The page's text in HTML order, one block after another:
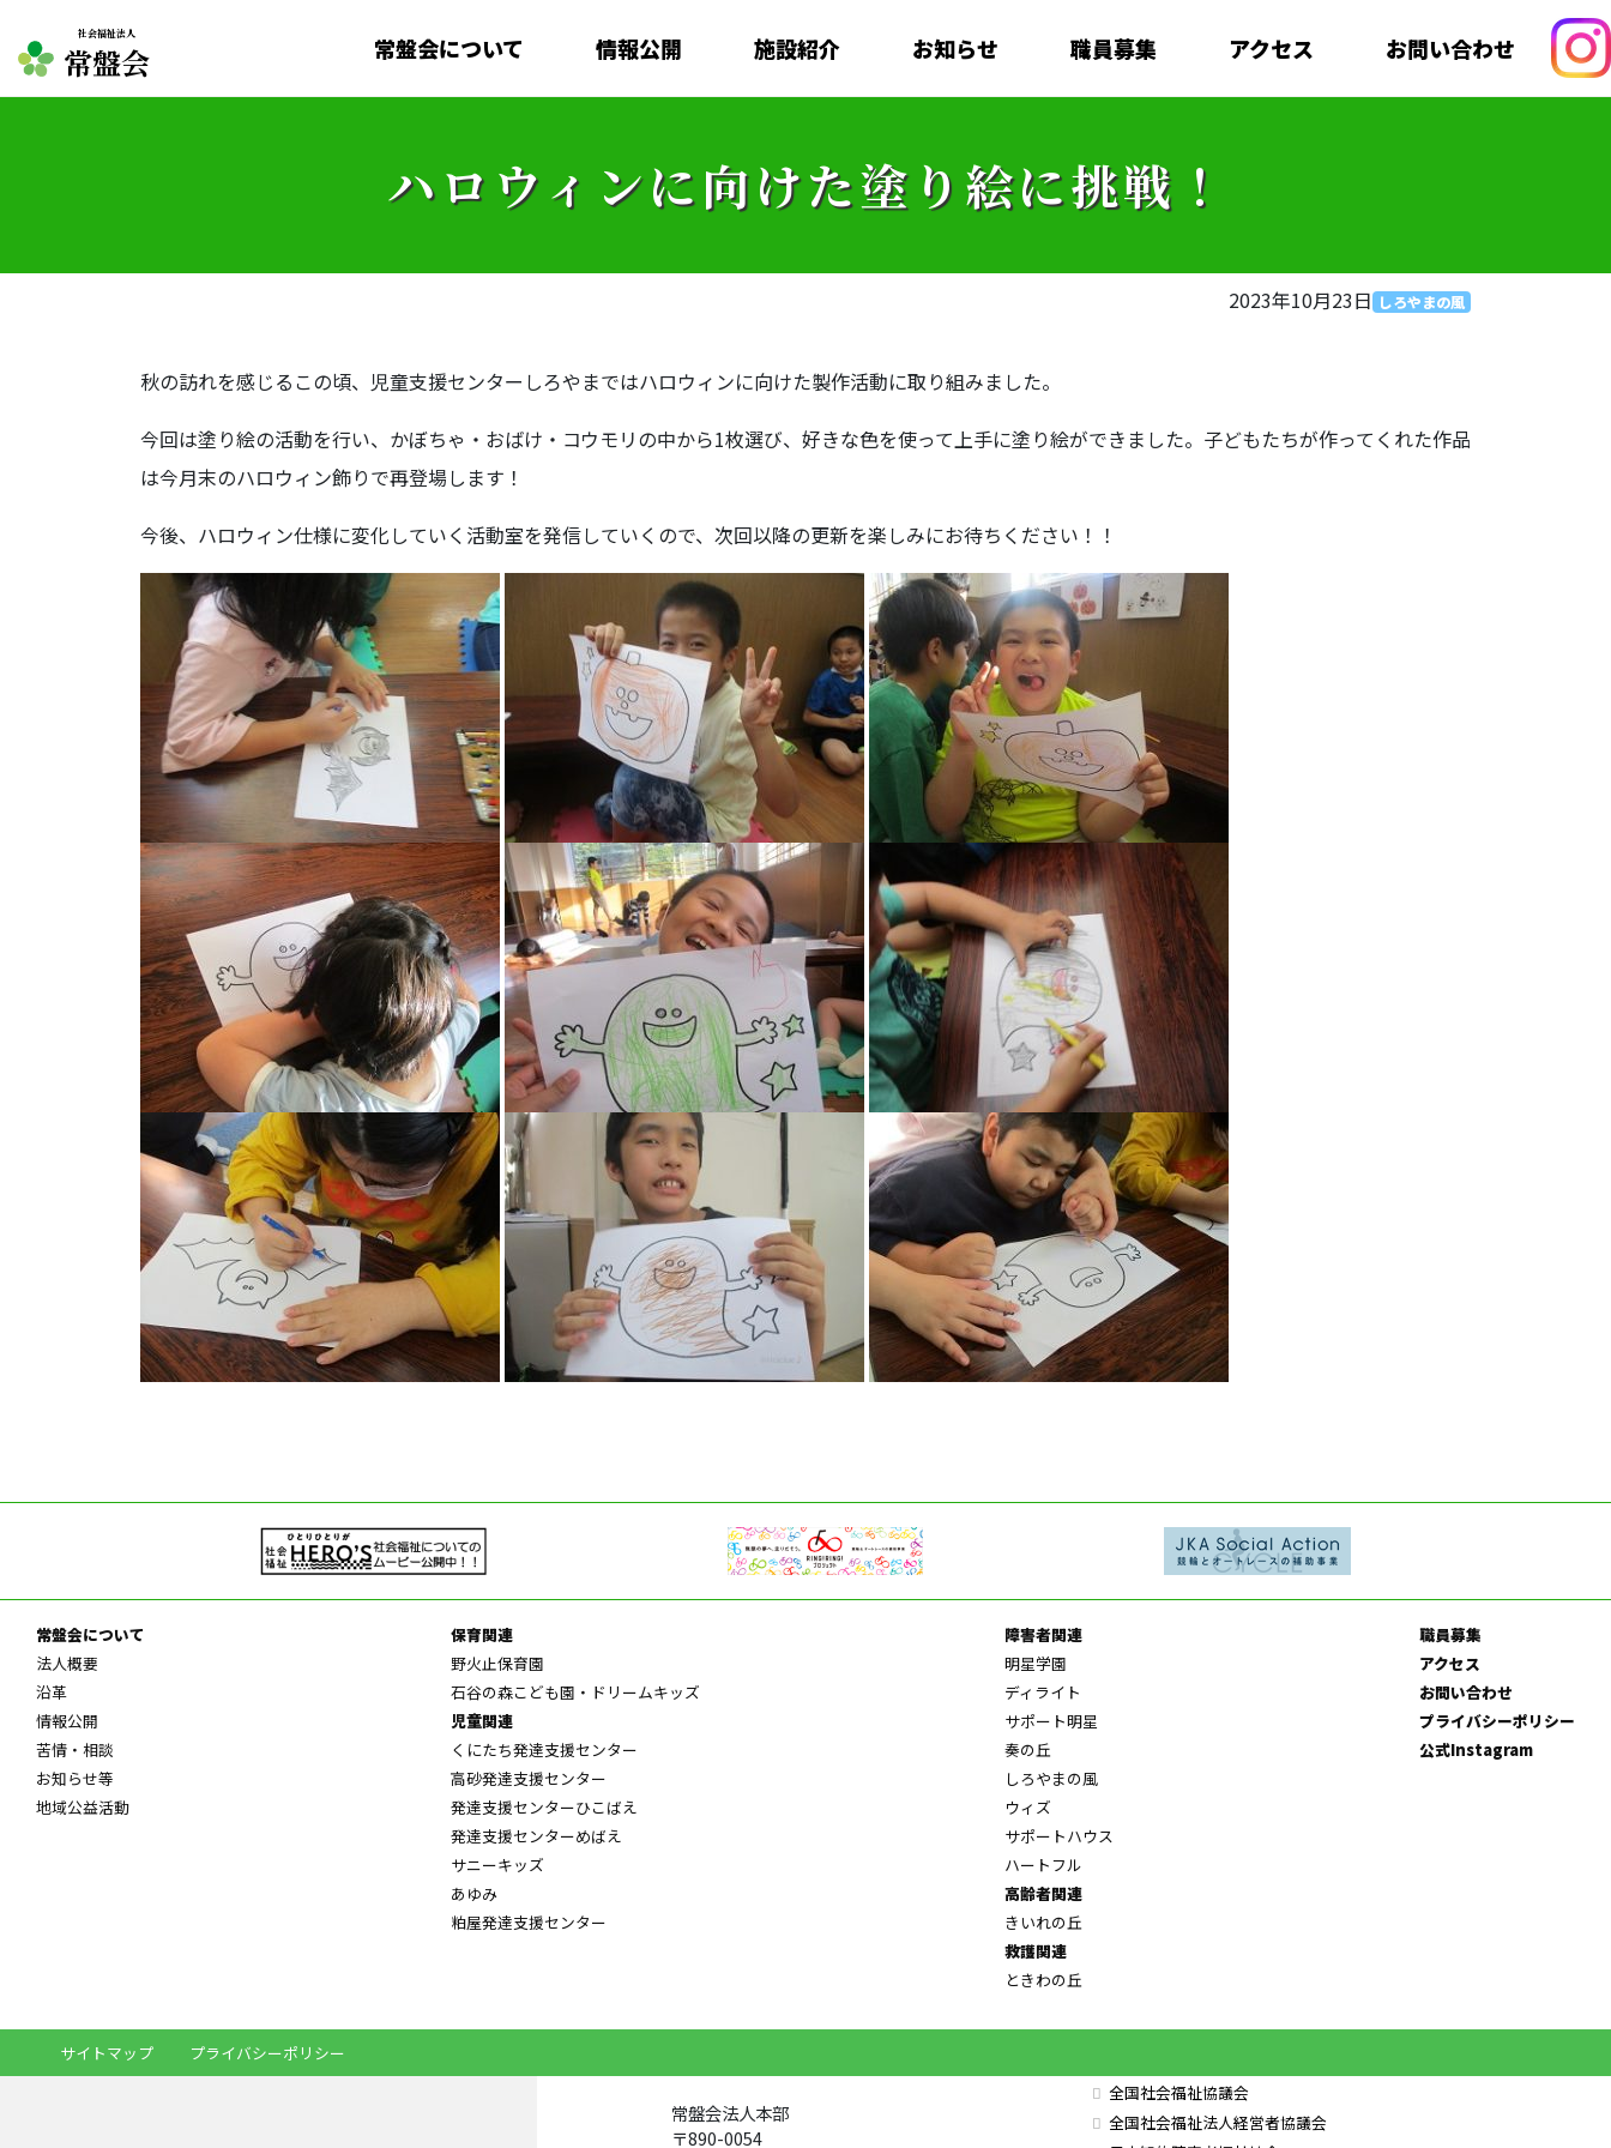
社会福祉法人
常盤会 常盤会について 情報公開 施設紹介 お知らせ 職員募集 アクセス お問い合わせ
ハロウィンに向けた塗り絵に挑戦！
2023年10月23日 しろやまの風
秋の訪れを感じるこの頃、児童支援センターしろやまではハロウィンに向けた製作活動に取り組みました。
今回は塗り絵の活動を行い、かぼちゃ・おばけ・コウモリの中から1枚選び、好きな色を使って上手に塗り絵ができました。子どもたちが作ってくれた作品
は今月末のハロウィン飾りで再登場します！
今後、ハロウィン仕様に変化していく活動室を発信していくので、次回以降の更新を楽しみにお待ちください！！
常盤会について
法人概要
沿革
情報公開
苦情・相談
お知らせ等
地域公益活動
保育関連
野火止保育園
石谷の森こども園・ドリームキッズ
児童関連
くにたち発達支援センター
高砂発達支援センター
発達支援センターひこばえ
発達支援センターめばえ
サニーキッズ
あゆみ
粕屋発達支援センター
障害者関連
明星学園
ディライト
サポート明星
奏の丘
しろやまの風
ウィズ
サポートハウス
ハートフル
高齢者関連
きいれの丘
救護関連
ときわの丘
職員募集
アクセス
お問い合わせ
プライバシーポリシー
公式Instagram
サイトマップ プライバシーポリシー
常盤会法人本部
〒890-0054
全国社会福祉協議会
全国社会福祉法人経営者協議会